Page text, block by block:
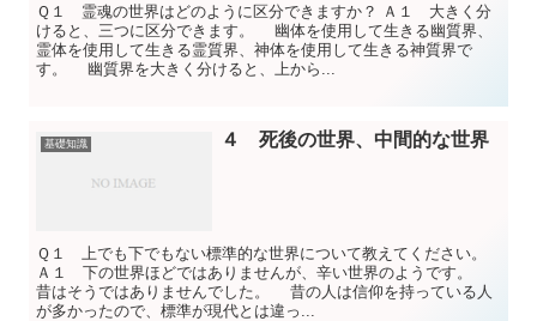
Ｑ１ 霊魂の世界はどのように区分できますか？ Ａ１ 大きく分
けると、三つに区分できます。 幽体を使用して生きる幽質界、
霊体を使用して生きる霊質界、神体を使用して生きる神質界で
す。 幽質界を大きく分けると、上から...
基礎知識 ４ 死後の世界、中間的な世界
Ｑ１ 上でも下でもない標準的な世界について教えてください。
Ａ１ 下の世界ほどではありませんが、辛い世界のようです。
昔はそうではありませんでした。 昔の人は信仰を持っている人
が多かったので、標準が現代とは違っ...